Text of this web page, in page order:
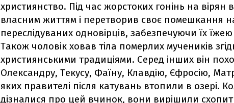
християнство. Під час жорстоких гонінь на вірян
власним життям і перетворив своє помешкання
переслідуваних одновірців, забезпечуючи їх
Також чоловік ховав тіла померлих мучеників
християнськими традиціями. Серед інших він
Олександру, Текусу, Фаїну, Клавдію, Єфросію,
яких правителі після катувань втопили в озері.
дізналися про цей вчинок, вони вирішили